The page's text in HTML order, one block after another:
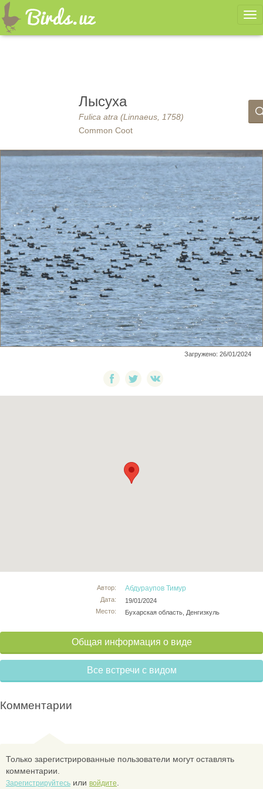
Лысуха
Fulica atra (Linnaeus, 1758)
Common Coot
Загружено: 26/01/2024
Автор:
Дата:
Место:
Абдураупов Тимур
19/01/2024
Бухарская область, Денгизкуль
Общая информация о виде
Все встречи с видом
Комментарии
Только зарегистрированные пользователи могут оставлять
комментарии.
Зарегистрируйтесь или войдите